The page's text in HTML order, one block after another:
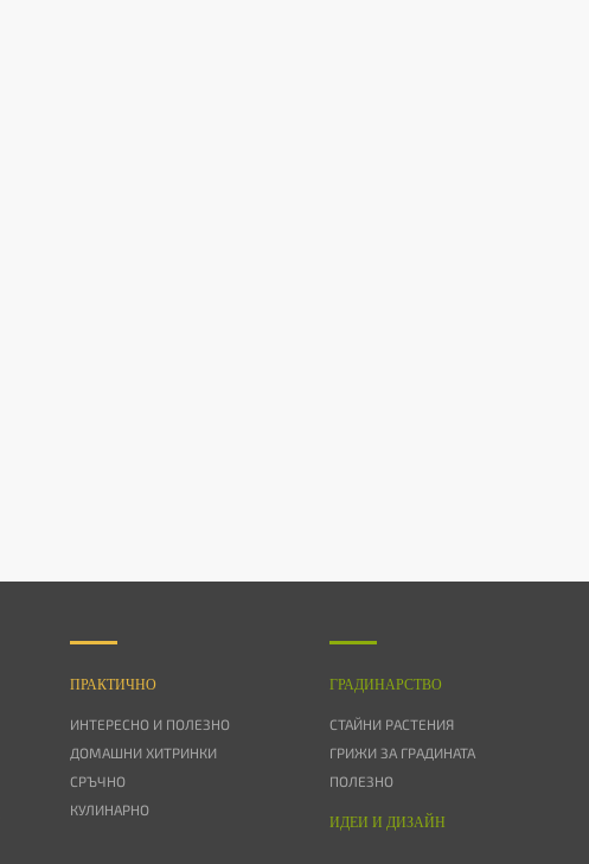
ПРАКТИЧНО
ИНТЕРЕСНО И ПОЛЕЗНО
ДОМАШНИ ХИТРИНКИ
СРЪЧНО
КУЛИНАРНО
ГРАДИНАРСТВО
СТАЙНИ РАСТЕНИЯ
ГРИЖИ ЗА ГРАДИНАТА
ПОЛЕЗНО
ИДЕИ И ДИЗАЙН